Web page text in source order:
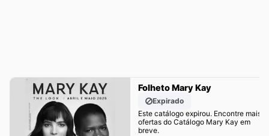
Folheto Mary Kay
Expirado
Este catálogo expirou. Encontre mais
ofertas do Catálogo Mary Kay em
breve.